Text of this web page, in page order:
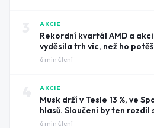
AKCIE
Rekordní kvartál AMD a
vyděsila trh víc, než ho
6 min čtení
AKCIE
Musk drží v Tesle 13 %, ve
hlasů. Sloučení by ten rozdíl
6 min čtení